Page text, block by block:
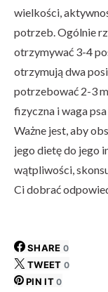
wielkości,
potrzeb. Ogólnie
otrzymywać 3-4
otrzymują dwa
potrzebować 2-3
fizyczna i waga
Ważne jest, aby
jego dietę do jego
wątpliwości,
Ci dobrać
SHARE 0
TWEET 0
PIN IT 0